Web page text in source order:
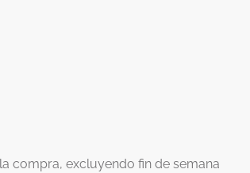
compra, excluyendo fin de semana